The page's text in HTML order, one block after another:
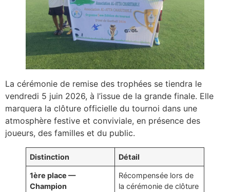
La cérémonie de remise des trophées se tiendra le
vendredi 5 juin 2026, à l’issue de la grande finale. Elle
marquera la clôture officielle du tournoi dans une
atmosphère festive et conviviale, en présence des
joueurs, des familles et du public.
Distinction Détail
1ère place —
Champion
Récompensée lors de
la cérémonie de clôture